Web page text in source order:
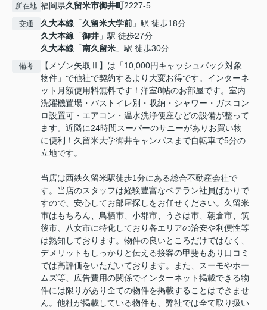
所在地 福岡県久留米市御井町2227-5
交通 久大本線 「久留米大学前 」駅 徒歩18分
久大本線 「御井 」駅 徒歩27分
久大本線 「南久留米 」駅 徒歩30分
備考
【メゾン矢取Ⅱ】は「10,000円キャッシュバック対象
物件」で他社で契約するより大変お得です。インターネ
ット月額使用料無料です！洋室8帖のお部屋です。室内
洗濯機置場・バストイレ別・収納・シャワー・ガスコン
ロ設置可・エアコン・温水洗浄便座などの設備が整って
ます。近隣に24時間スーパーのサニーがありお買い物
に便利！久留米大学御井キャンパスまで自転車で5分の
立地です。
当店は西鉄久留米駅徒歩1分にある総合不動産会社で
す。当店のスタッフは経験豊富なベテラン社員ばかりで
すので、安心してお部屋探しをお任せください。久留米
市はもちろん、鳥栖市、小郡市、うきは市、朝倉市、筑
後市、八女市に特化しており各エリアの治安や利便性等
は熟知しております。物件の良いところだけではなく、
デメリットもしっかりと伝える接客の甲斐もあり口コミ
では高評価をいただいております。また、スーモやホー
ムズ等、広告費用の関係でインターネット掲載できる物
件には限りがあり全ての物件を掲載することはできませ
ん。他社が掲載している物件も、弊社では全て取り扱い